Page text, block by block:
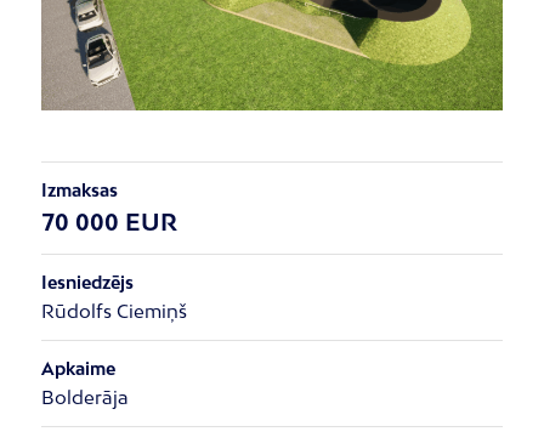
Izmaksas
70 000 EUR
Iesniedzējs
Rūdolfs Ciemiņš
Apkaime
Bolderāja